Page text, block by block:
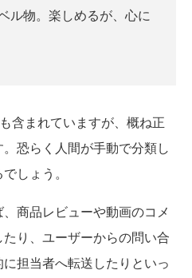
ル物。楽しめるが、心に
含まれていますが、概ね正
恐らく人間が手動で分類し
しょう。
商品レビューや動画のコメ
り、ユーザーからの問い合
担当者へ転送したりといっ